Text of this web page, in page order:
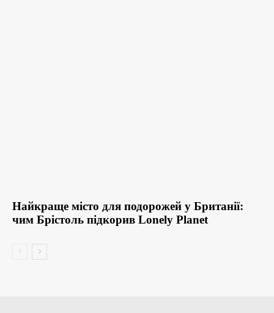
Найкраще місто для подорожей у Британії:
чим Брістоль підкорив Lonely Planet